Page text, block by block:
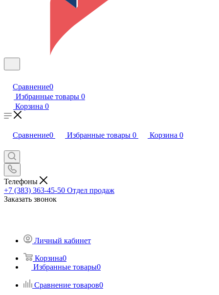
Сравнение0
Избранные товары 0
Корзина 0
Сравнение0 Избранные товары 0 Корзина 0
Телефоны
+7 (383) 363-45-50 Отдел продаж
Заказать звонок
Личный кабинет
Корзина0
Избранные товары0
Сравнение товаров0